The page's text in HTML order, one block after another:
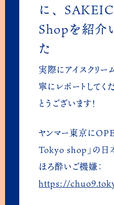
商品紹介
お店を探す
STORES
加盟店募集
PARTNER SHOP
に、
Shopを紹介
た
実際にアイスクリ
寧にレポートしてく
とうございます！
ヤンマー東京に
Tokyo shop」の日
ほろ酔いご機嫌：
https://